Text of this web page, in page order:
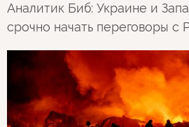
Аналитик Биб: Украине и
срочно начать переговоры с